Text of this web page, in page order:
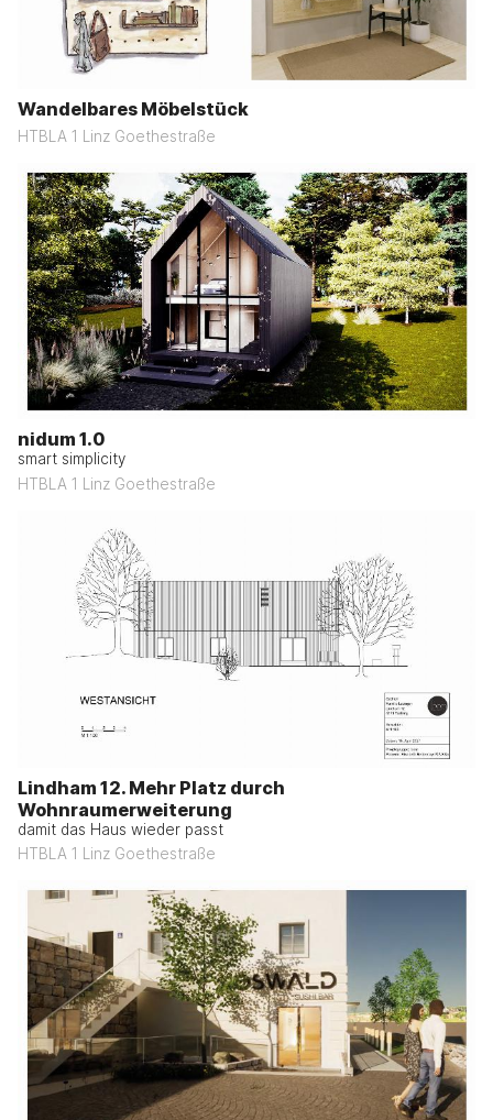
Wandelbares Möbelstück
HTBLA 1 Linz Goethestraße
nidum 1.0
smart simplicity
HTBLA 1 Linz Goethestraße
Lindham 12. Mehr Platz durch
Wohnraumerweiterung
damit das Haus wieder passt
HTBLA 1 Linz Goethestraße